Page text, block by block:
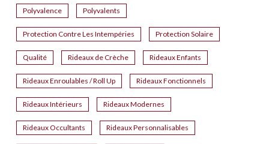
Polyvalence Polyvalents
Protection Contre Les Intempéries Protection Solaire
Qualité Rideaux de Crèche Rideaux Enfants
Rideaux Enroulables / Roll Up Rideaux Fonctionnels
Rideaux Intérieurs Rideaux Modernes
Rideaux Occultants Rideaux Personnalisables